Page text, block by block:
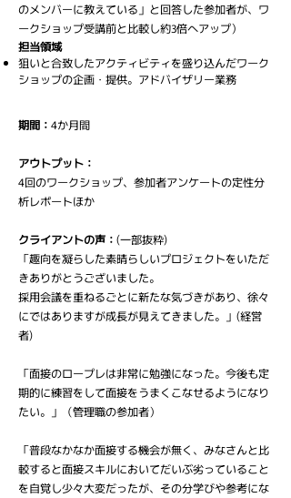
のメンバーに教えている」と回答した参加者が、ワ
ークショップ受講前と比較し約3倍へアップ）
担当領域
狙いと合致したアクティビティを盛り込んだワーク
ショップの企画・提供。アドバイザリー業務
期間： 4か月間
アウトプット：
4回のワークショップ、参加者アンケートの定性分
析レポートほか
クライアントの声： (一部抜粋)
「趣向を凝らした素晴らしいプロジェクトをいただ
きありがとうございました。
採用会議を重ねるごとに新たな気づきがあり、徐々
にではありますが成長が見えてきました。」(経営
者)
「面接のロープレは非常に勉強になった。今後も定
期的に練習をして面接をうまくこなせるようになり
たい。」（管理職の参加者）
「普段なかなか面接する機会が無く、みなさんと比
較すると面接スキルにおいてだいぶ劣っていること
を自覚し少々大変だったが、その分学びや参考にな